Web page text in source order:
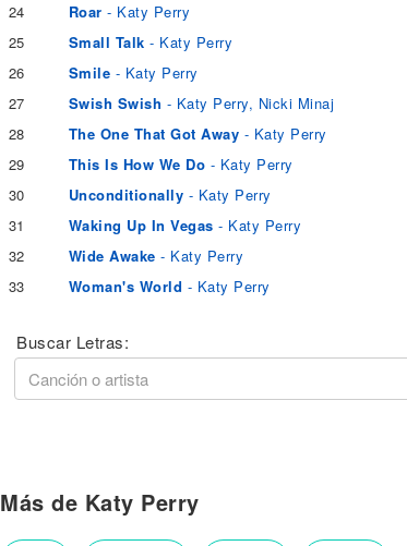
24
Roar - Katy Perry
25
Small Talk - Katy Perry
26
Smile - Katy Perry
27
Swish Swish - Katy Perry, Nicki Minaj
28
The One That Got Away - Katy Perry
29
This Is How We Do - Katy Perry
30
Unconditionally - Katy Perry
31
Waking Up In Vegas - Katy Perry
32
Wide Awake - Katy Perry
33
Woman's World - Katy Perry
Buscar Letras:
Más de Katy Perry